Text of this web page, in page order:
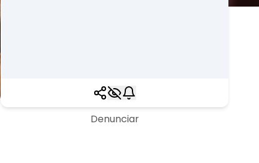
Denunciar